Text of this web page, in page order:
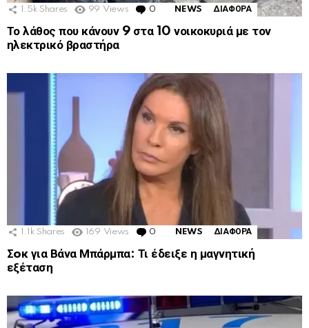
1.5k Shares 99 Views 0 Comments
NEWS ΔΙΑΦΟΡΑ
Το λάθος που κάνουν 9 στα 10 νοικοκυριά με τον
ηλεκτρικό βραστήρα
1.1k Shares 169 Views 0 Comments
NEWS ΔΙΑΦΟΡΑ
Σoκ για Βάνα Μπάρμπα: Τι έδειξε η μαγνητική
εξέταση